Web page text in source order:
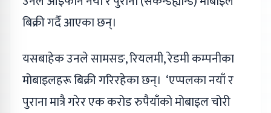
बिक्री गर्दै आएका छन्।
यसबाहेक उनले सामसङ, रियलमी, रेडमी कम्पनीका
मोबाइलहरू बिक्री गरिरहेका छन्। ‘एप्पलका नयाँ र
पुराना मात्रै गरेर एक करोड रुपैयाँको मोबाइल चोरी